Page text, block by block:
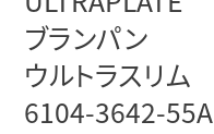
ブランパン
ウルトラスリム
6104-3642-55A